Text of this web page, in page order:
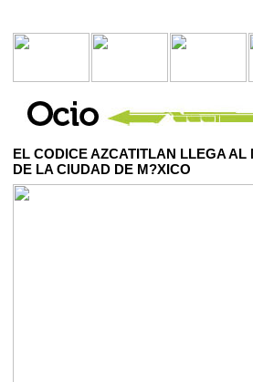
EL CODICE AZCATITLAN LLEGA AL
DE LA CIUDAD DE M?XICO